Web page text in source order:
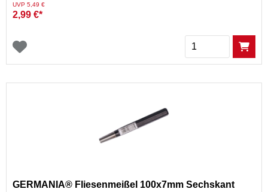
Preis reduziert von
UVP 5,49 €auf
2,99 €*
Menge
GERMANIA® Fliesenmeißel 100x7mm Sechskant